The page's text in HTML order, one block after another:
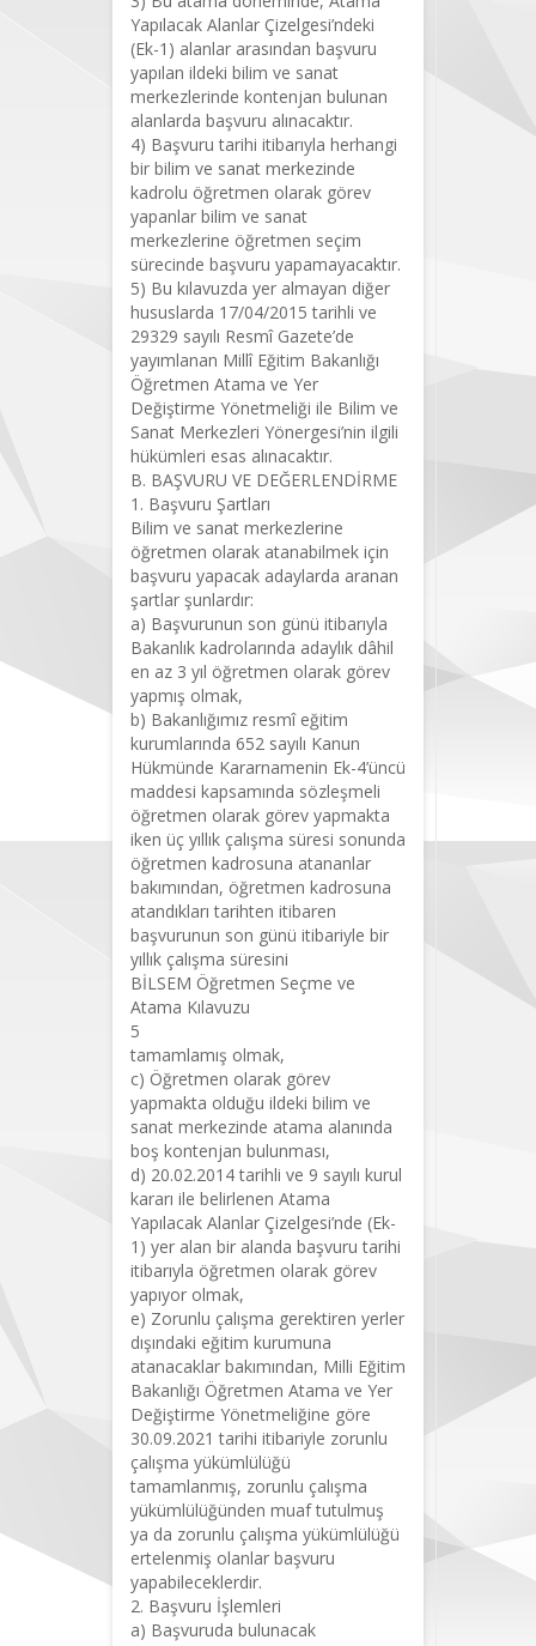
Yapılacak Alanlar Çizelgesi’ndeki
(Ek-1) alanlar arasından başvuru
yapılan ildeki bilim ve sanat
merkezlerinde kontenjan bulunan
alanlarda başvuru alınacaktır.
4) Başvuru tarihi itibarıyla herhangi
bir bilim ve sanat merkezinde
kadrolu öğretmen olarak görev
yapanlar bilim ve sanat
merkezlerine öğretmen seçim
sürecinde başvuru yapamayacaktır.
5) Bu kılavuzda yer almayan diğer
hususlarda 17/04/2015 tarihli ve
29329 sayılı Resmî Gazete’de
yayımlanan Millî Eğitim Bakanlığı
Öğretmen Atama ve Yer
Değiştirme Yönetmeliği ile Bilim ve
Sanat Merkezleri Yönergesi’nin ilgili
hükümleri esas alınacaktır.
B. BAŞVURU VE DEĞERLENDİRME
1. Başvuru Şartları
Bilim ve sanat merkezlerine
öğretmen olarak atanabilmek için
başvuru yapacak adaylarda aranan
şartlar şunlardır:
a) Başvurunun son günü itibarıyla
Bakanlık kadrolarında adaylık dâhil
en az 3 yıl öğretmen olarak görev
yapmış olmak,
b) Bakanlığımız resmî eğitim
kurumlarında 652 sayılı Kanun
Hükmünde Kararnamenin Ek-4’üncü
maddesi kapsamında sözleşmeli
öğretmen olarak görev yapmakta
iken üç yıllık çalışma süresi sonunda
öğretmen kadrosuna atananlar
bakımından, öğretmen kadrosuna
atandıkları tarihten itibaren
başvurunun son günü itibariyle bir
yıllık çalışma süresini
BİLSEM Öğretmen Seçme ve
Atama Kılavuzu
5
tamamlamış olmak,
c) Öğretmen olarak görev
yapmakta olduğu ildeki bilim ve
sanat merkezinde atama alanında
boş kontenjan bulunması,
d) 20.02.2014 tarihli ve 9 sayılı kurul
kararı ile belirlenen Atama
Yapılacak Alanlar Çizelgesi’nde (Ek-
1) yer alan bir alanda başvuru tarihi
itibarıyla öğretmen olarak görev
yapıyor olmak,
e) Zorunlu çalışma gerektiren yerler
dışındaki eğitim kurumuna
atanacaklar bakımından, Milli Eğitim
Bakanlığı Öğretmen Atama ve Yer
Değiştirme Yönetmeliğine göre
30.09.2021 tarihi itibariyle zorunlu
çalışma yükümlülüğü
tamamlanmış, zorunlu çalışma
yükümlülüğünden muaf tutulmuş
ya da zorunlu çalışma yükümlülüğü
ertelenmiş olanlar başvuru
yapabileceklerdir.
2. Başvuru İşlemleri
a) Başvuruda bulunacak